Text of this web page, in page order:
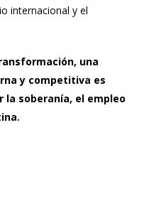
internacional y el
una
y competitiva es
soberanía, el empleo